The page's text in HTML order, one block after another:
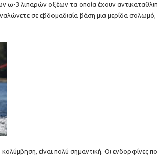
ω-3 λιπαρών οξέων τα οποία έχουν
σε εβδομαδιαία βάση μια μερίδα σολωμό,
είναι πολύ σημαντική. Οι ενδορφίνες